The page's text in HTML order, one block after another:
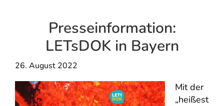
Presseinformation:
LETsDOK in Bayern
26. August 2022
Mit der
„heißest